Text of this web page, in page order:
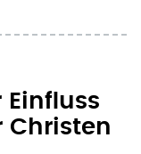
Christen